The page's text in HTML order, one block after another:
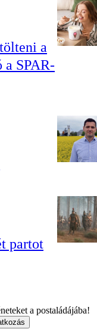
a
a SPAR-
partot
a postaládájába!